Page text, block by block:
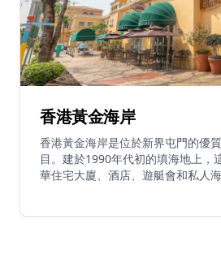
香港黃金海岸
香港黃金海岸是位於新界屯門的優
目。建於1990年代初的填海地上，
華住宅大廈、酒店、遊艇會和私人